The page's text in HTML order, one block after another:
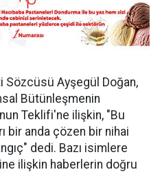
Sözcüsü Ayşegül Doğan,
Bütünleşmenin
Teklifi'ne ilişkin, "Bu
bir anda çözen bir nihai
dedi. Bazı isimlere
ilişkin haberlerin doğru